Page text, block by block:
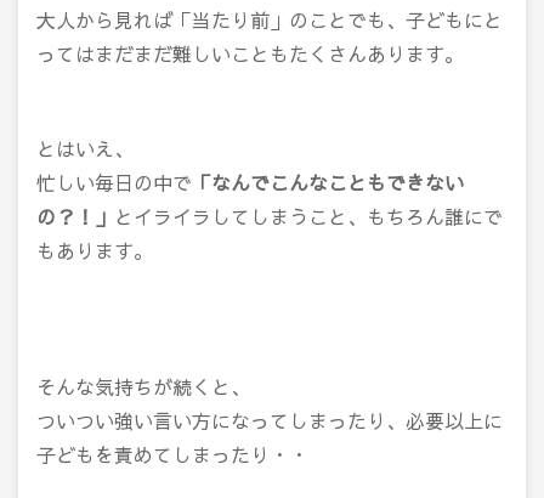
大人から見れば「当たり前」のことでも、子どもにと
ってはまだまだ難しいこともたくさんあります。
とはいえ、
忙しい毎日の中で 「なんでこんなこともできない
の？！」 とイライラしてしまうこと、もちろん誰にで
もあります。
そんな気持ちが続くと、
ついつい強い言い方になってしまったり、必要以上に
子どもを責めてしまったり・・